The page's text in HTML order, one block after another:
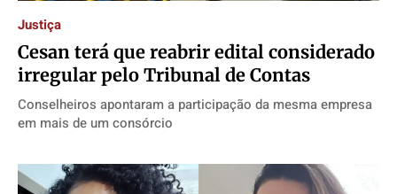
Publicidade Legal
Anuncie
Quem Somos
Anuncie
Publicidade Legal
Anuncie
Quem Somos
Anuncie
Publicidade Legal
Anuncie
Quem Somos
Anuncie
Publicidade Legal
Anuncie
Quem Somos
Anuncie
Justiça
Cesan terá que reabrir edital considerado
irregular pelo Tribunal de Contas
Conselheiros apontaram a participação da mesma empresa
em mais de um consórcio